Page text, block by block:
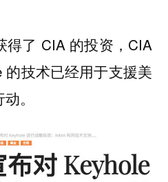
得了 CIA 的投资，CIA
的技术已经用于支援美
。